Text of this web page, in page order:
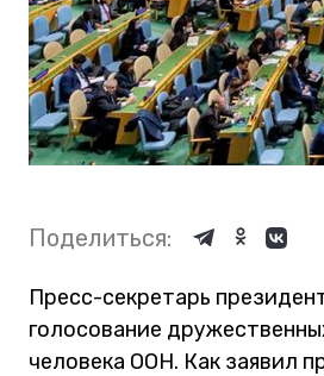
Поделиться:
Пресс-секретарь
голосование
человека ООН. Как заявил